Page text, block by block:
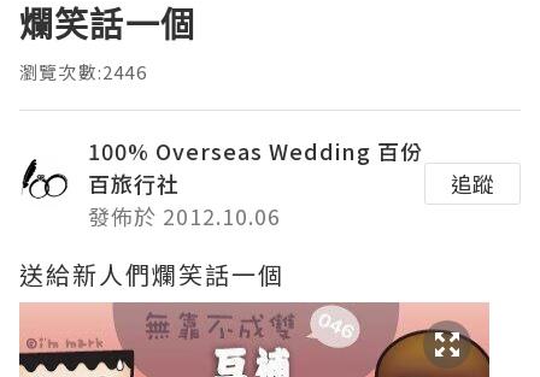
爛笑話一個
瀏覽次數:2446
100% Overseas Wedding 百份
百旅行社
發佈於 2012.10.06
追蹤
送給新人們爛笑話一個